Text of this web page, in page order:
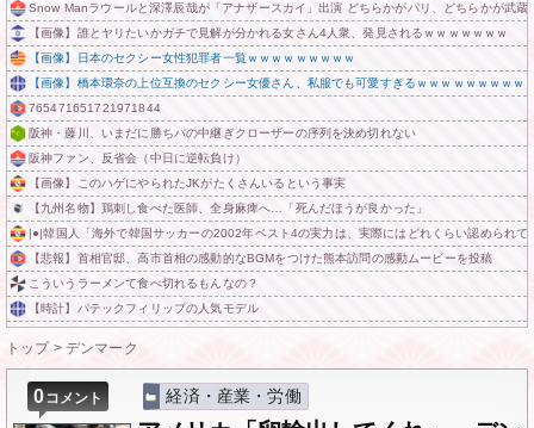
Snow Manラウールと深澤辰哉が「アナザースカイ」出演 どちらかがパリ、どちらかが武蔵
【画像】誰とヤリたいかガチで見解が分かれる女さん4人衆、発見されるｗｗｗｗｗｗｗ
【画像】日本のセクシー女性犯罪者一覧ｗｗｗｗｗｗｗｗｗ
【画像】橋本環奈の上位互換のセクシー女優さん、私服でも可愛すぎるｗｗｗｗｗｗｗｗｗ
765471651721971844
阪神・藤川、いまだに勝ちパの中継ぎクローザーの序列を決め切れない
阪神ファン、反省会（中日に逆転負け）
【画像】このハゲにやられたJKがたくさんいるという事実
【九州名物】鶏刺し食べた医師、全身麻痺へ…「死んだほうが良かった」
|●|韓国人「海外で韓国サッカーの2002年ベスト4の実力は、実際にはどれくらい認められ
【悲報】首相官邸、高市首相の感動的なBGMをつけた熊本訪問の感動ムービーを投稿
こういうラーメンて食べ切れるもんなの？
【時計】パテックフィリップの人気モデル
トップ> デンマーク
0コメント 経済・産業・労働